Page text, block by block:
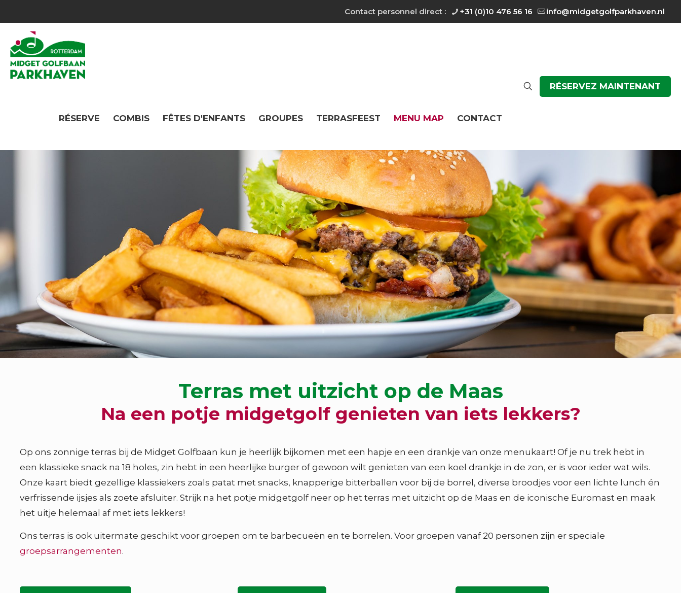
Contact personnel direct : +31 (0)10 476 56 16 info@midgetgolfparkhaven.nl
RÉSERVE COMBIS FÊTES D'ENFANTS GROUPES TERRASFEEST MENU MAP CONTACT
RÉSERVEZ MAINTENANT
Terras met uitzicht op de Maas
Na een potje midgetgolf genieten van iets lekkers?
Op ons zonnige terras bij de Midget Golfbaan kun je heerlijk bijkomen met een hapje en een drankje van onze menukaart! Of je nu trek hebt in
een klassieke snack na 18 holes, zin hebt in een heerlijke burger of gewoon wilt genieten van een koel drankje in de zon, er is voor ieder wat wils.
Onze kaart biedt gezellige klassiekers zoals patat met snacks, knapperige bitterballen voor bij de borrel, diverse broodjes voor een lichte lunch én
verfrissende ijsjes als zoete afsluiter. Strijk na het potje midgetgolf neer op het terras met uitzicht op de Maas en de iconische Euromast en maak
het uitje helemaal af met iets lekkers!
Ons terras is ook uitermate geschikt voor groepen om te barbecueën en te borrelen. Voor groepen vanaf 20 personen zijn er speciale
groepsarrangementen.